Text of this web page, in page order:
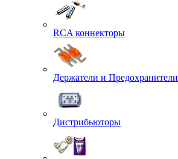
RCA коннекторы
Держатели и Предохранители
Дистрибьюторы